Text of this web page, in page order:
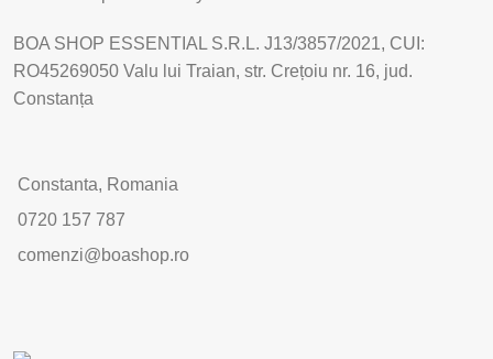
BOA SHOP ESSENTIAL S.R.L. J13/3857/2021, CUI:
RO45269050 Valu lui Traian, str. Crețoiu nr. 16, jud.
Constanța
Constanta, Romania
0720 157 787
comenzi@boashop.ro